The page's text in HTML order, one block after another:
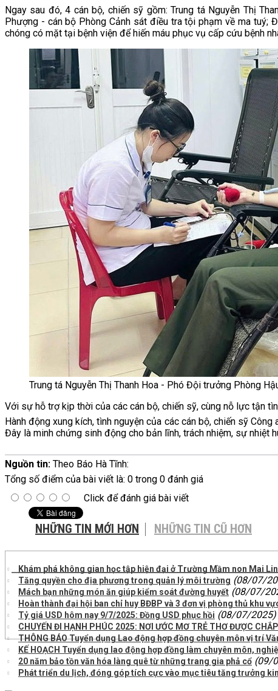
Ngay sau đó, 4 cán bộ, chiến sỹ gồm: Trung tá Nguyễn Thị
Phượng - cán bộ Phòng Cảnh sát điều tra tội phạm về ma tuý;
chóng có mặt tại bệnh viện để hiến máu phục vụ cấp cứu bệnh
Trung tá Nguyễn Thị Thanh Hoa - Phó Đội trưởng Phòng
Với sự hỗ trợ kịp thời của các cán bộ, chiến sỹ, cùng nỗ lực tận
Hành động xung kích, tình nguyện của các cán bộ, chiến sỹ
Đây là minh chứng sinh động cho bản lĩnh, trách nhiệm, sự nhiệt
Nguồn tin: Theo Báo Hà Tĩnh:
Tổng số điểm của bài viết là: 0 trong 0 đánh giá
Click để đánh giá bài viết
NHỮNG TIN MỚI HƠN NHỮNG TIN CŨ HƠN
Khám phá không gian học tập hiện đại ở Trường Mầm non Mai
Tăng quyền cho địa phương trong quản lý môi trường (08/07/
Mách bạn những món ăn giúp kiểm soát đường huyết (08/07/
Hoàn thành đại hội ban chỉ huy BĐBP và 3 đơn vị phòng thủ khu
Tỷ giá USD hôm nay 9/7/2025: Đồng USD phục hồi (08/07/2025)
CHUYẾN ĐI HẠNH PHÚC 2025: NƠI ƯỚC MƠ TRẺ THƠ ĐƯỢC
THÔNG BÁO Tuyển dụng Lao động hợp đồng chuyên môn vị trí
KẾ HOẠCH Tuyển dụng lao động hợp đồng làm chuyên môn,
20 năm bảo tồn văn hóa làng quê từ những trang gia phả cổ (09/
Phát triển du lịch, đóng góp tích cực vào mục tiêu tăng trưởng